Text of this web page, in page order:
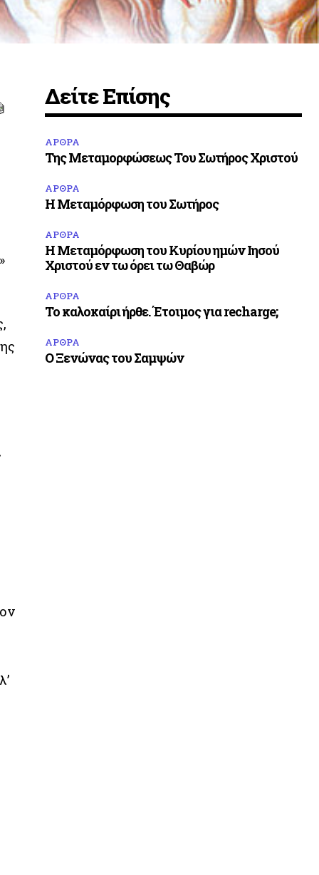
Δείτε Επίσης
ΑΡΘΡΑ
Της Μεταμορφώσεως Του Σωτήρος Χριστού
ΑΡΘΡΑ
Η Μεταμόρφωση του Σωτήρος
ΑΡΘΡΑ
Η Μεταμόρφωση του Κυρίου ημών Ιησού
Χριστού εν τω όρει τω Θαβώρ
ΑΡΘΡΑ
Το καλοκαίρι ήρθε. Έτοιμος για recharge;
ΑΡΘΡΑ
Ο Ξενώνας του Σαμψών